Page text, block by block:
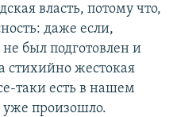
власть, потому что,
даже если,
был подготовлен и
стихийно жестокая
таки есть в нашем
уже произошло.